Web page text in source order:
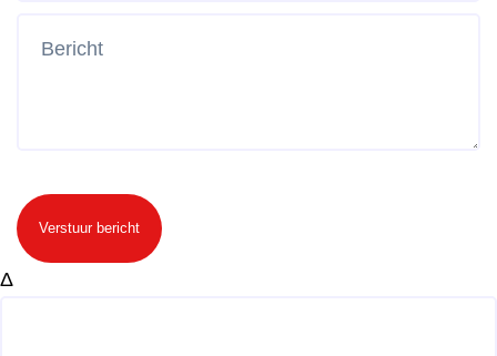
Verstuur bericht
Δ